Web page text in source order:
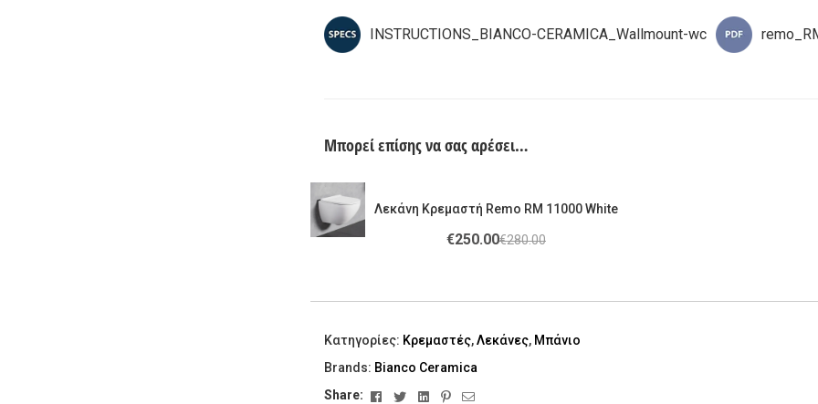
INSTRUCTIONS_BIANCO-CERAMICA_Wallmount-wc
Μπορεί επίσης να σας αρέσει…
Λεκάνη Κρεμαστή Remo RM 11000 White
€280.00
€250.00
Κατηγορίες: Κρεμαστές,Λεκάνες, Μπάνιο
Brands: Bianco Ceramica
Share:
FacebookTwitterLinkedinPinterest
Email